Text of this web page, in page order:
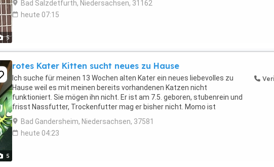
5
Bad Salzdetfurth, Niedersachsen, 31162
heute 07:15
5
rotes Kater Kitten sucht neues zu Hause
Ich suche für meinen 13 Wochen alten Kater ein neues liebevolles zu
Hause weil es mit meinen bereits vorhandenen Katzen nicht
funktioniert. Sie mögen ihn nicht. Er ist am 7.5. geboren, stubenrein und
frisst Nassfutter, Trockenfutter mag er bisher nicht. Momo ist
entwurmt aber nicht geimpft und auch ...
Bad Gandersheim, Niedersachsen, 37581
heute 04:23